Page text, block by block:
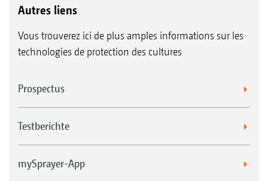
Autres liens
Vous trouverez ici de plus amples informations sur les
technologies de protection des cultures
Prospectus
Testberichte
mySprayer-App